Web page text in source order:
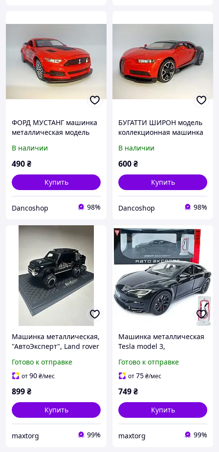
ФОРД МУСТАНГ машинка
металлическая модель
спецэффектами света и
звука инерционная
В наличии
490₴
Купить
Dancoshop 98%
БУГАТТИ ШИРОН модель
коллекционная машинка
CHIRON со
спецэффектами
В наличии
600₴
Купить
Dancoshop 98%
Машинка металлическая,
"АвтоЭксперт", Land rover
Дефендер 6х6 свет звук
22* 10* 9 см, 1:24
Готово к отправке
от90₴/мес
899₴
Купить
maxtorg 99%
Машинка металлическая
Tesla model 3,
Model S, свет звук 19*
8,5* 6,5 см, 1:24
Готово к отправке
от75₴/мес
749₴
Купить
maxtorg 99%